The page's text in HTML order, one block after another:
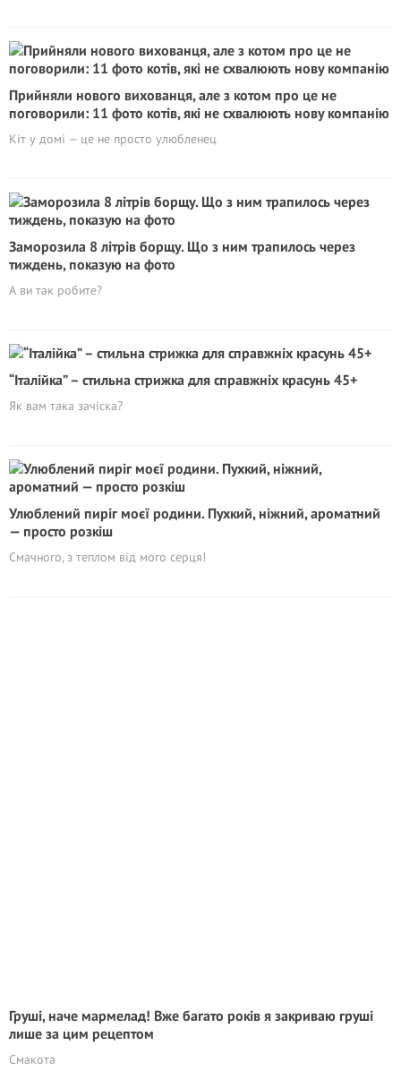
Прийняли нового вихованця, але з котом про це не
поговорили: 11 фото котів, які не схвалюють нову компанію
Кіт у домі — це не просто улюбленец
Заморозила 8 літрів борщу. Що з ним трапилось через
тиждень, показую на фото
А ви так робите?
“Італійка” – стильна стрижка для справжніх красунь 45+
Як вам така зачіска?
Улюблений пиріг моєї родини. Пухкий, ніжний, ароматний
— просто розкіш
Смачного, з теплом від мого серця!
Груші, наче мармелад! Вже багато років я закриваю груші
лише за цим рецептом
Смакота